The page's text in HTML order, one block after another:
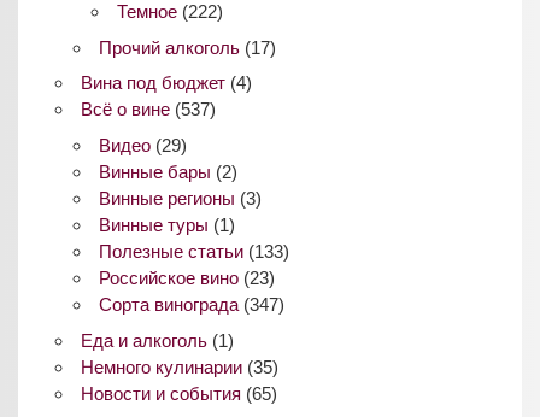
Темное (222)
Прочий алкоголь(17)
Вина под бюджет(4)
Всё о вине(537)
Видео(29)
Винные бары (2)
Винные регионы (3)
Винные туры (1)
Полезные статьи(133)
Российское вино(23)
Сорта винограда(347)
Еда и алкоголь(1)
Немного кулинарии(35)
Новости и события (65)